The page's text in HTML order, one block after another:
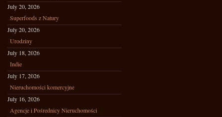
July 20, 2026
Superfoods z Natury
July 20, 2026
Urodziny
July 18, 2026
Indie
July 17, 2026
Nieruchomości komercyjne
July 16, 2026
Agencje i Pośrednicy Nieruchomości